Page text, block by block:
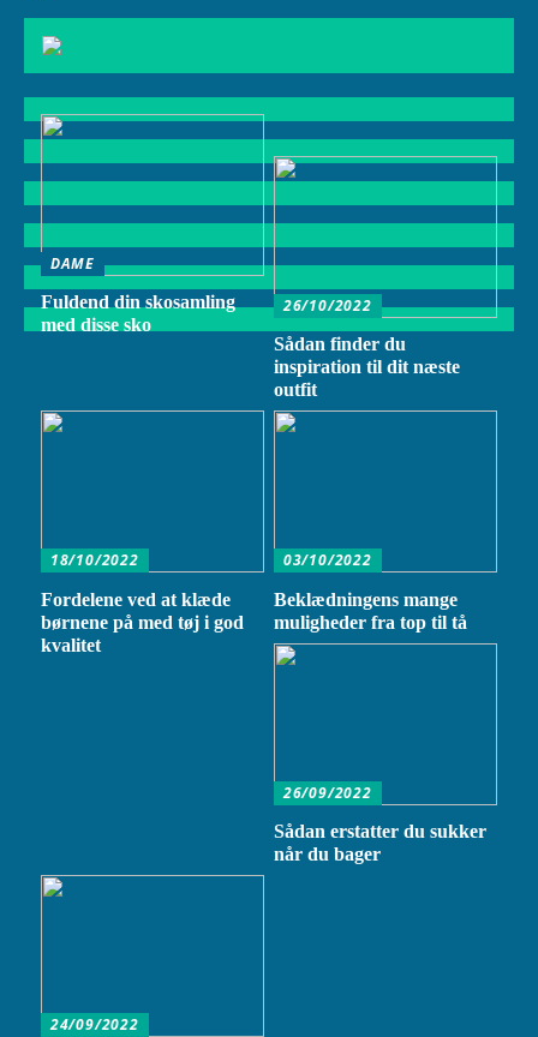
DAME
Fuldend din skosamling
med disse sko
26/10/2022
Sådan finder du
inspiration til dit næste
outfit
18/10/2022
Fordelene ved at klæde
børnene på med tøj i god
kvalitet
03/10/2022
Beklædningens mange
muligheder fra top til tå
26/09/2022
Sådan erstatter du sukker
når du bager
24/09/2022